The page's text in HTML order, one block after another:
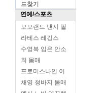
드찾기
연예/스포츠
모모랜드 낸시 필
라테스 레깅스
수영복 입은 안소
희 몸매
프로미스나인 이
채영 청바지 몸매